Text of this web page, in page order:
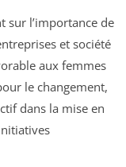
sur l’importance de
et société
aux femmes
le changement,
dans la mise en